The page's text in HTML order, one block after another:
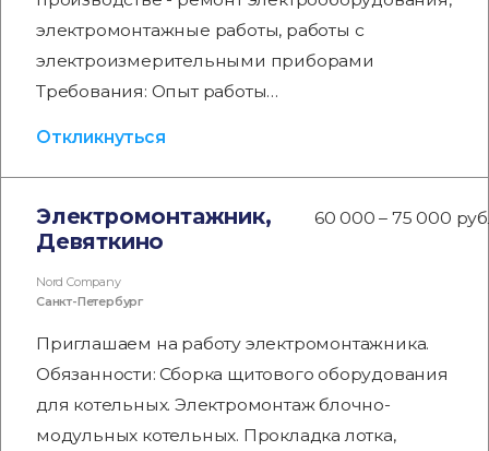
электромонтажные работы, работы с
электроизмерительными приборами
Требования: Опыт работы…
Откликнуться
Электромонтажник,
Девяткино
60 000 – 75 000
Nord Company
Санкт-Петербург
Приглашаем на работу электромонтажника.
Обязанности: Сборка щитового оборудования
для котельных. Электромонтаж блочно-
модульных котельных. Прокладка лотка,